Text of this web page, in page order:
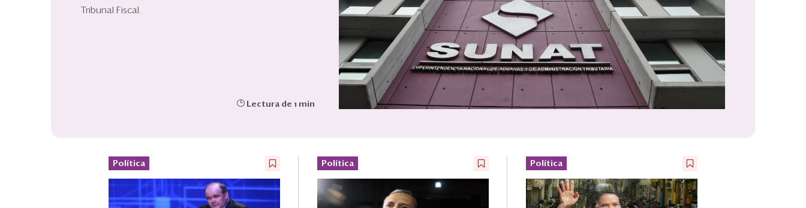
Tribunal Fiscal.
Lectura de 1 min
Política Política Política